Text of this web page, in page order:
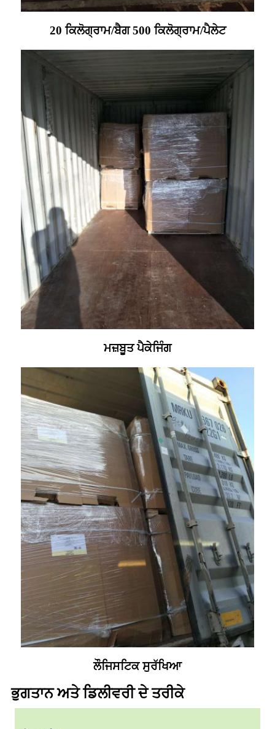
20 ਕਿਲੋਗ੍ਰਾਮ/ਬੈਗ 500 ਕਿਲੋਗ੍ਰਾਮ/ਪੈਲੇਟ
ਮਜ਼ਬੂਤ ​​ਪੈਕੇਜਿੰਗ
ਲੌਜਿਸਟਿਕ ਸੁਰੱਖਿਆ
ਭੁਗਤਾਨ ਅਤੇ ਡਿਲੀਵਰੀ ਦੇ ਤਰੀਕੇ